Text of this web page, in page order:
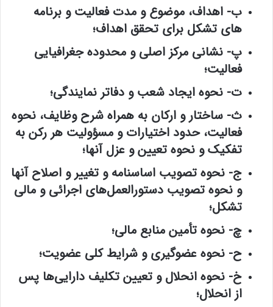
ب- اهداف، موضوع و مدت فعالیت و برنامه
های تشکل برای تحقق اهداف؛
پ- نشانی مرکز اصلی و محدوده جغرافیایی
فعالیت؛
ت- نحوه ایجاد شعب و دفاتر نمایندگی؛
ث- ساختار و ارکان به همراه شرح وظایف، نحوه
فعالیت، حدود اختیارات و مسؤولیت هر رکن به
تفکیک و نحوه تعیین و عزل آنها؛
ج- نحوه تصویب اساسنامه و تغییر و اصلاح آنها
و نحوه تصویب دستورالعمل‌های اجرائی و مالی
تشکل؛
چ- نحوه تأمین منابع مالی؛
ح- نحوه عضوگیری و شرایط کلی عضویت؛
خ- نحوه انحلال و تعیین تکلیف دارایی‌ها پس
از انحلال؛